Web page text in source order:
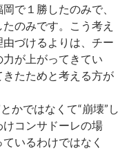
で１勝したのみで、
のみです。こう考え
づけるよりは、チー
が上がってきてい
たためと考える方が
かではなくて“崩壊”し
コンサドーレの場
いるわけではなく